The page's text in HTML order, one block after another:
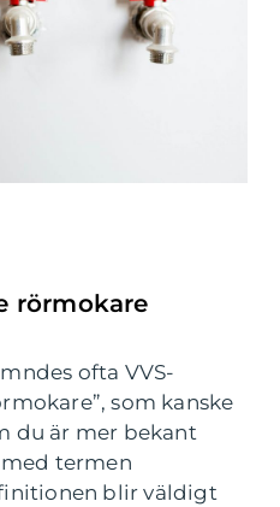
rörmokare
ofta VVS-
som kanske
du är mer bekant
termen
blir väldigt